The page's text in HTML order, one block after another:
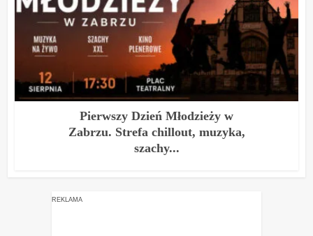
Pierwszy Dzień Młodzieży w
Zabrzu. Strefa chillout, muzyka,
szachy...
REKLAMA